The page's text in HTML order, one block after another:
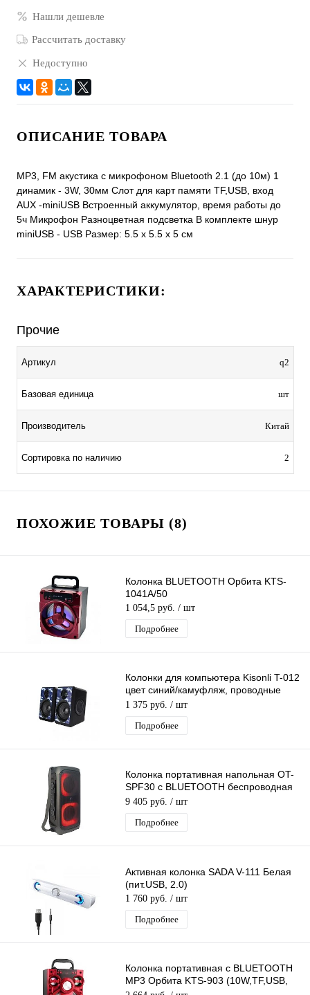
Нашли дешевле
Рассчитать доставку
Недоступно
ОПИСАНИЕ ТОВАРА
MP3, FM акустика с микрофоном Bluetooth 2.1 (до 10м) 1
динамик - 3W, 30мм Слот для карт памяти TF,USB, вход
AUX -miniUSB Встроенный аккумулятор, время работы до
5ч Микрофон Разноцветная подсветка В комплекте шнур
miniUSB - USB Размер: 5.5 х 5.5 х 5 см
ХАРАКТЕРИСТИКИ:
Прочие
Артикул q2
Базовая единица шт
Производитель Китай
Сортировка по наличию 2
ПОХОЖИЕ ТОВАРЫ (8)
Колонка BLUETOOTH Орбита KTS-
1041A/50
1 054,5 руб. / шт
Подробнее
Колонки для компьютера Kisonli T-012
цвет синий/камуфляж, проводные
(USB 2.0), стерео
1 375 руб. / шт
Подробнее
Колонка портативная напольная OT-
SPF30 с BLUETOOTH беспроводная
(TF, USB, FM, AUX)
9 405 руб. / шт
Подробнее
Активная колонка SADA V-111 Белая
(пит.USB, 2.0)
1 760 руб. / шт
Подробнее
Колонка портативная с BLUETOOTH
MP3 Орбита KTS-903 (10W,TF,USB,